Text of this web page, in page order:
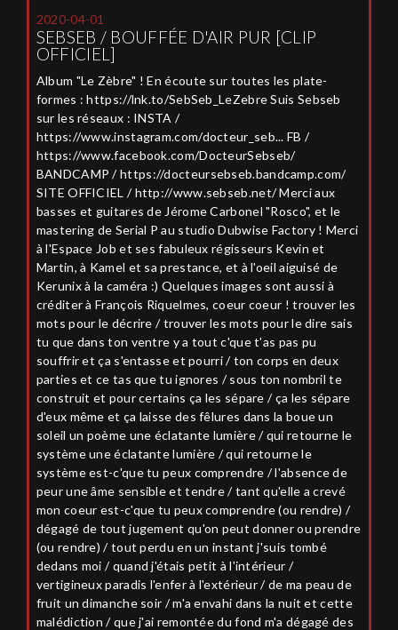
2020-04-01
SEBSEB / BOUFFÉE D'AIR PUR [CLIP
OFFICIEL]
Album "Le Zèbre" ! En écoute sur toutes les plate-
formes : https://lnk.to/SebSeb_LeZebre Suis Sebseb
sur les réseaux : INSTA /
https://www.instagram.com/docteur_seb... FB /
https://www.facebook.com/DocteurSebseb/
BANDCAMP / https://docteursebseb.bandcamp.com/
SITE OFFICIEL / http://www.sebseb.net/ Merci aux
basses et guitares de Jérome Carbonel "Rosco", et le
mastering de Serial P au studio Dubwise Factory ! Merci
à l'Espace Job et ses fabuleux régisseurs Kevin et
Martin, à Kamel et sa prestance, et à l'oeil aiguisé de
Kerunix à la caméra :) Quelques images sont aussi à
créditer à François Riquelmes, coeur coeur ! trouver les
mots pour le décrire / trouver les mots pour le dire sais
tu que dans ton ventre y a tout c'que t'as pas pu
souffrir et ça s'entasse et pourri / ton corps en deux
parties et ce tas que tu ignores / sous ton nombril te
construit et pour certains ça les sépare / ça les sépare
d'eux même et ça laisse des fêlures dans la boue un
soleil un poème une éclatante lumière / qui retourne le
système une éclatante lumière / qui retourne le
système est-c'que tu peux comprendre / l'absence de
peur une âme sensible et tendre / tant qu'elle a crevé
mon coeur est-c'que tu peux comprendre (ou rendre) /
dégagé de tout jugement qu'on peut donner ou prendre
(ou rendre) / tout perdu en un instant j'suis tombé
dedans moi / quand j'étais petit à l'intérieur /
vertigineux paradis l'enfer à l'extérieur / de ma peau de
fruit un dimanche soir / m'a envahi dans la nuit et cette
malédiction / que j'ai remontée du fond m'a dégagé des